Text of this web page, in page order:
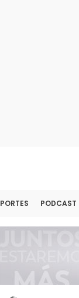
PODCAST